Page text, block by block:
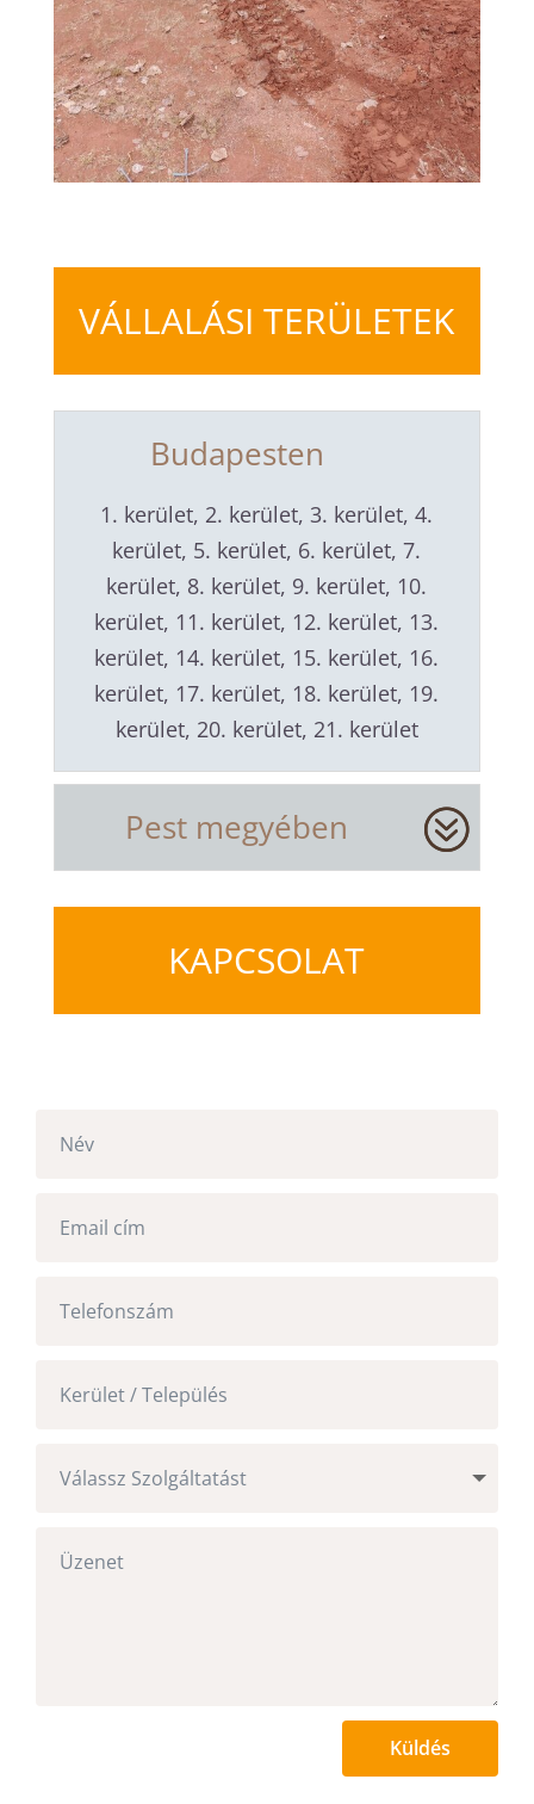
VÁLLALÁSI TERÜLETEK
Budapesten
1. kerület, 2. kerület, 3. kerület, 4.
kerület, 5. kerület, 6. kerület, 7.
kerület, 8. kerület, 9. kerület, 10.
kerület, 11. kerület, 12. kerület, 13.
kerület, 14. kerület, 15. kerület, 16.
kerület, 17. kerület, 18. kerület, 19.
kerület, 20. kerület, 21. kerület
Pest megyében
KAPCSOLAT
Küldés